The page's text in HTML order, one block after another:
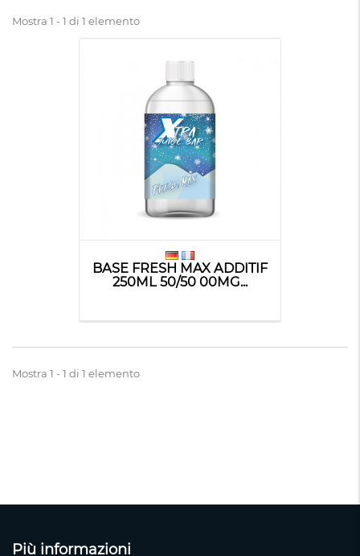
Mostra 1 - 1 di 1 elemento
BASE FRESH MAX ADDITIF
250ML 50/50 00MG...
Mostra 1 - 1 di 1 elemento
Più informazioni